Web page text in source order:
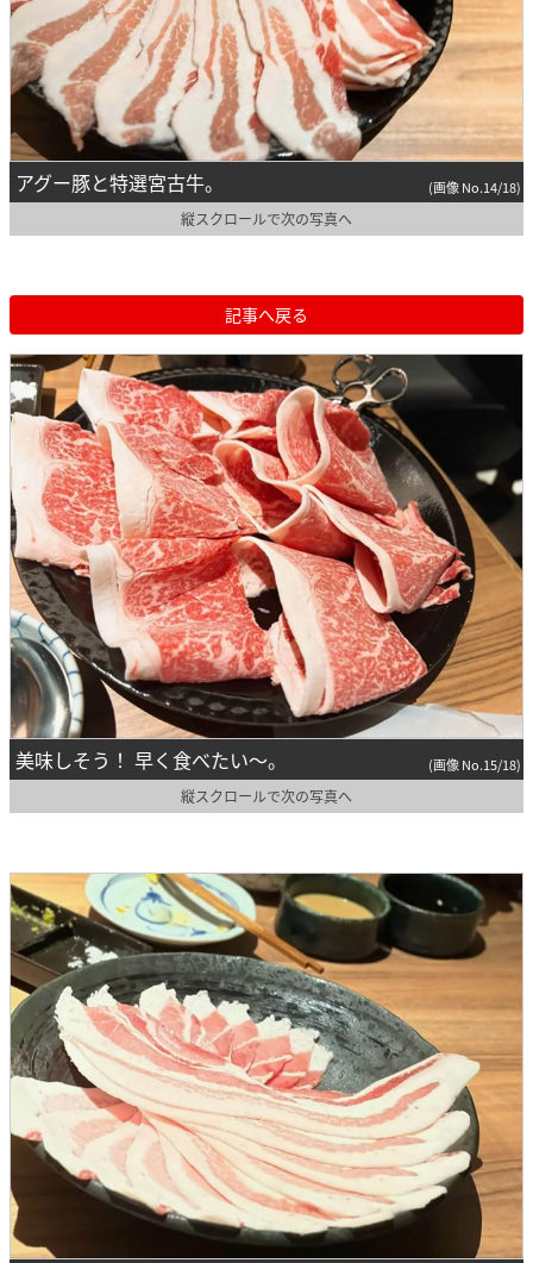
アグー豚と特選宮古牛。 (画像 No.14/18)
縦スクロールで次の写真へ
記事へ戻る
美味しそう！ 早く食べたい～。 (画像 No.15/18)
縦スクロールで次の写真へ